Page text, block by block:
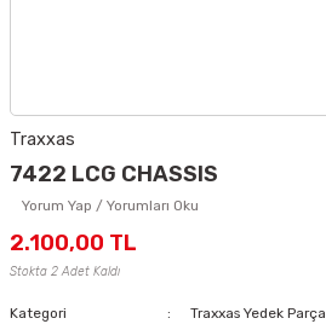
Traxxas
7422 LCG CHASSIS
Yorum Yap / Yorumları Oku
2.100,00 TL
Stokta 2 Adet Kaldı
Kategori
Traxxas Yedek Parça